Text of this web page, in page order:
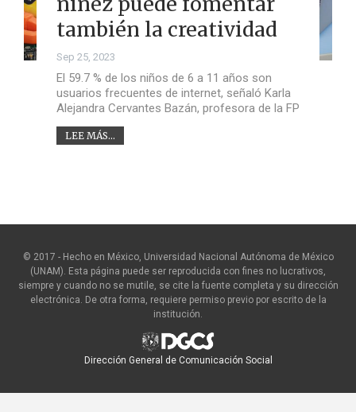
también la creatividad
Sep 25, 2023
El 59.7 % de los niños de 6 a 11 años son
usuarios frecuentes de internet, señaló Karla
Alejandra Cervantes Bazán, profesora de la FP
LEE MÁS...
© 2017 - Hecho en México, Universidad Nacional Autónoma de México
(UNAM). Esta página puede ser reproducida con fines no lucrativos,
siempre y cuando no se mutile, se cite la fuente completa y su dirección
electrónica. De otra forma, requiere permiso previo por escrito de la
institución.
Dirección General de Comunicación Social